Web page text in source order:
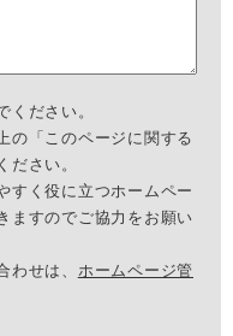
ださい。
の「このページに関する
ださい。
すく役に立つホームペー
ますのでご協力をお願い
せは、 ホームページ管